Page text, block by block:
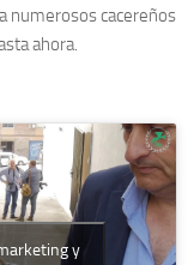
numerosos cacereños
ahora.
y